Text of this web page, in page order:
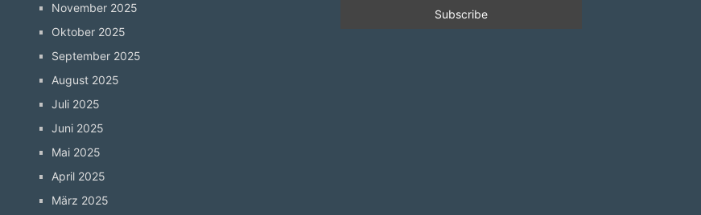
November 2025
Oktober 2025
September 2025
August 2025
Juli 2025
Juni 2025
Mai 2025
April 2025
März 2025